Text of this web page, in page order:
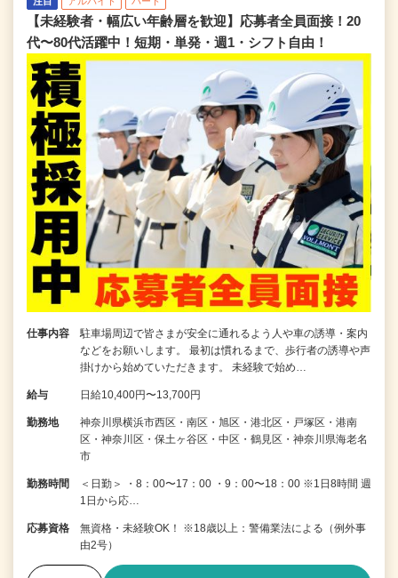
【未経験者・幅広い年齢層を歓迎】応募者全員面接！20
代〜80代活躍中！短期・単発・週1・シフト自由！
仕事内容
駐車場周辺で皆さまが安全に通れるよう人や車の誘導・案内
などをお願いします。 最初は慣れるまで、歩行者の誘導や声
掛けから始めていただきます。 未経験で始め…
給与 日給10,400円〜13,700円
勤務地
神奈川県横浜市西区・南区・旭区・港北区・戸塚区・港南
区・神奈川区・保土ヶ谷区・中区・鶴見区・神奈川県海老名
市
勤務時間
＜日勤＞ ・8：00〜17：00 ・9：00〜18：00 ※1日8時間 週
1日から応…
応募資格
無資格・未経験OK！ ※18歳以上：警備業法による（例外事
由2号）